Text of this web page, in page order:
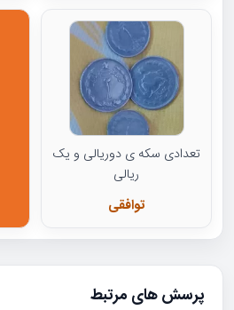
تعدادی سکه ی دوریالی و یک
ریالی
توافقی
پرسش های مرتبط